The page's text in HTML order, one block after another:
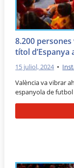
8.200
títol d’Espanya
15 juliol, 2024 •
València va vibrar
espanyola de futbol